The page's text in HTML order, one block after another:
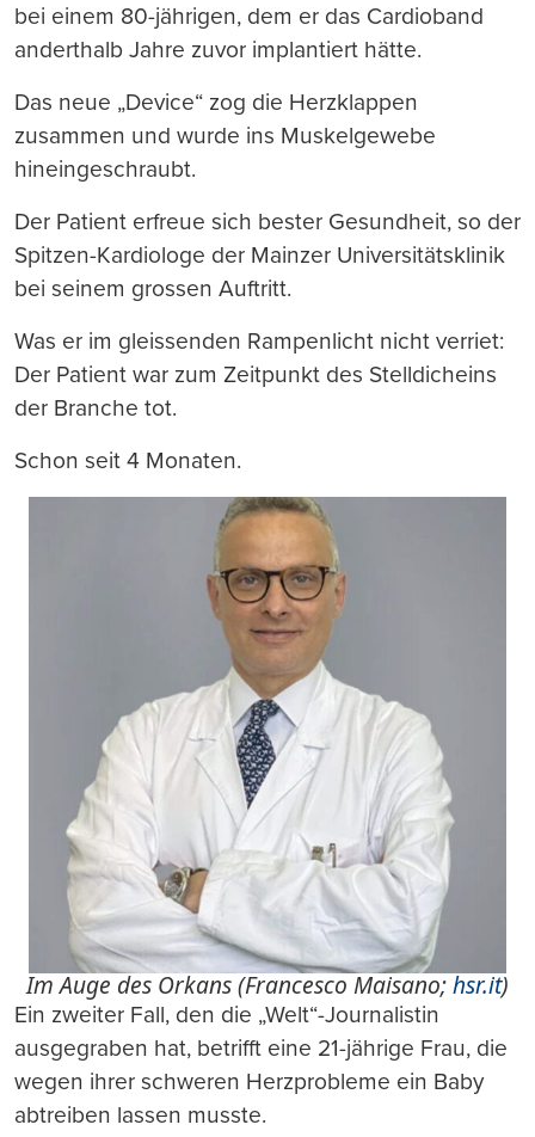
bei einem 80-jährigen, dem er das Cardioband
anderthalb Jahre zuvor implantiert hätte.
Das neue „Device“ zog die Herzklappen
zusammen und wurde ins Muskelgewebe
hineingeschraubt.
Der Patient erfreue sich bester Gesundheit, so der
Spitzen-Kardiologe der Mainzer Universitätsklinik
bei seinem grossen Auftritt.
Was er im gleissenden Rampenlicht nicht verriet:
Der Patient war zum Zeitpunkt des Stelldicheins
der Branche tot.
Schon seit 4 Monaten.
Im Auge des Orkans (Francesco Maisano;hsr.it)
Ein zweiter Fall, den die „Welt“-Journalistin
ausgegraben hat, betrifft eine 21-jährige Frau, die
wegen ihrer schweren Herzprobleme ein Baby
abtreiben lassen musste.